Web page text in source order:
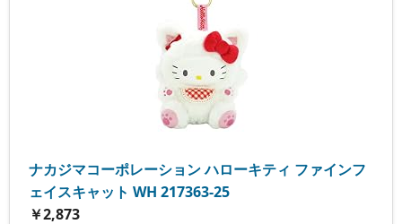
ナカジマコーポレーション ハローキティ ファインフ
ェイスキャット WH 217363-25
￥2,873